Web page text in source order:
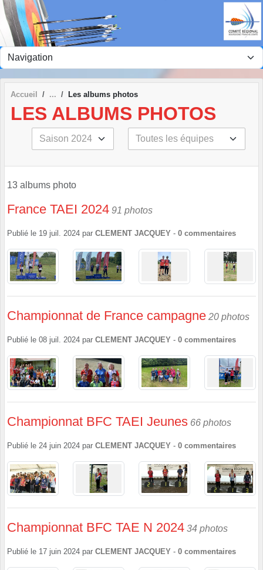
Accueil Les albums photos
LES ALBUMS PHOTOS
13 albums photo
France TAEI 2024 91 photos
Publié le 19 juil. 2024 par CLEMENT JACQUEY - 0 commentaires
Championnat de France campagne 20 photos
Publié le 08 juil. 2024 par CLEMENT JACQUEY - 0 commentaires
Championnat BFC TAEI Jeunes 66 photos
Publié le 24 juin 2024 par CLEMENT JACQUEY - 0 commentaires
Championnat BFC TAE N 2024 34 photos
Publié le 17 juin 2024 par CLEMENT JACQUEY - 0 commentaires
Panneau de gestion des cookies